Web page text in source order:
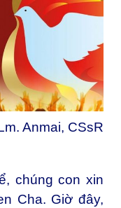
Anmai, CSsR
chúng con xin
Cha. Giờ đây,